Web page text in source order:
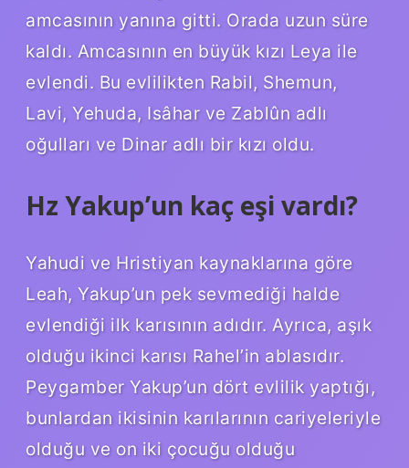
amcasının yanına gitti. Orada uzun süre
kaldı. Amcasının en büyük kızı Leya ile
evlendi. Bu evlilikten Rabil, Shemun,
Lavi, Yehuda, Isâhar ve Zablûn adlı
oğulları ve Dinar adlı bir kızı oldu.
Hz Yakup’un kaç eşi vardı?
Yahudi ve Hristiyan kaynaklarına göre
Leah, Yakup’un pek sevmediği halde
evlendiği ilk karısının adıdır. Ayrıca, aşık
olduğu ikinci karısı Rahel’in ablasıdır.
Peygamber Yakup’un dört evlilik yaptığı,
bunlardan ikisinin karılarının cariyeleriyle
olduğu ve on iki çocuğu olduğu